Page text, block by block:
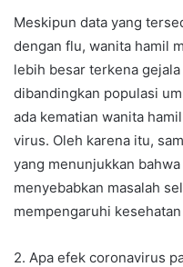
Meskipun data yang
dengan flu, wanita hamil
lebih besar terkena
dibandingkan populasi
ada kematian wanita
virus. Oleh karena itu,
yang menunjukkan
menyebabkan masalah
mempengaruhi
2. Apa efek coronavirus